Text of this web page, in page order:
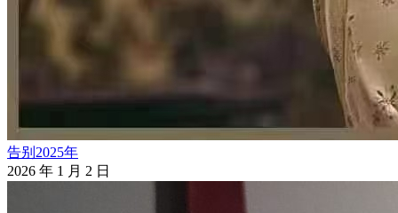
告别2025年
2026 年 1 月 2 日